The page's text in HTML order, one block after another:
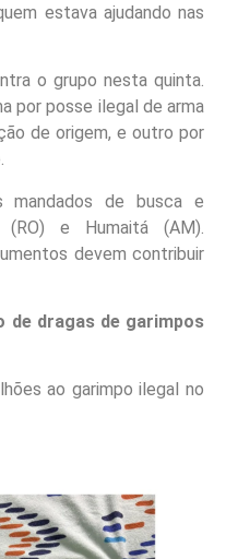
estava ajudando nas
o grupo nesta quinta.
por posse ilegal de arma
de origem, e outro por
mandados de busca e
e Humaitá (AM).
devem contribuir
de dragas de garimpos
ao garimpo ilegal no